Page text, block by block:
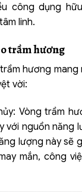
công dụng
linh.
trầm hương
hương mang
vời:
Vòng trầm
với nguồn năng
lượng này sẽ
mắn, công